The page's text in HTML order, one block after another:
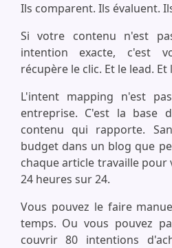
Ils comparent. Ils évaluent.
Si votre contenu n'est
intention exacte, c'est
récupère le clic. Et le lead.
L'intent mapping n'est
entreprise. C'est la base
contenu qui rapporte.
budget dans un blog que
chaque article travaille
24 heures sur 24.
Vous pouvez le faire
temps. Ou vous pouvez
couvrir 80 intentions